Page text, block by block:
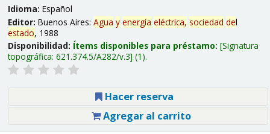
Idioma: Español
Editor: Buenos Aires: Agua y energía eléctrica, sociedad del
estado, 1988
Disponibilidad: Ítems disponibles para préstamo: Signatura
topográfica: 621.374.5/A282/v.3 (1).
Hacer reserva
Agregar al carrito